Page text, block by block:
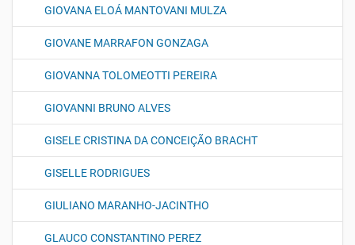
GIOVANA ELOÁ MANTOVANI MULZA
GIOVANE MARRAFON GONZAGA
GIOVANNA TOLOMEOTTI PEREIRA
GIOVANNI BRUNO ALVES
GISELE CRISTINA DA CONCEIÇÃO BRACHT
GISELLE RODRIGUES
GIULIANO MARANHO-JACINTHO
GLAUCO CONSTANTINO PEREZ